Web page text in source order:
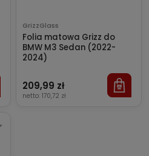
GrizzGlass
Folia matowa Grizz do
BMW M3 Sedan (2022-
2024)
209,99 zł
netto: 170,72 zł